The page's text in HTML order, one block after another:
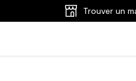
Trouver un